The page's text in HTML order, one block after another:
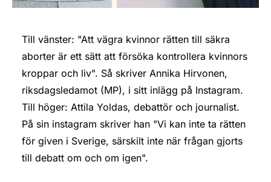
Till vänster: "Att vägra kvinnor rätten till säkra
aborter är ett sätt att försöka kontrollera kvinnors
kroppar och liv". Så skriver Annika Hirvonen,
riksdagsledamot (MP), i sitt inlägg på Instagram.
Till höger: Attila Yoldas, debattör och journalist.
På sin instagram skriver han "Vi kan inte ta rätten
för given i Sverige, särskilt inte när frågan gjorts
till debatt om och om igen".